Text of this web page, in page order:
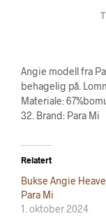
Angie modell fra
behagelig på.
Materiale:
32. Brand: Para Mi
Relatert
Bukse Angie
Para Mi
1. oktober 2024